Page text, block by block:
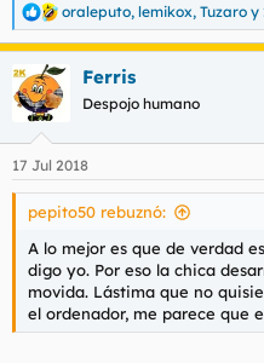
R
e
a
c
c
e
s
oraleputo, lemikox, Tuzaro y
Ferris
Despojo humano
17 Jul 2018
pepito50 rebuznó:
A lo mejor es que de verdad
digo yo. Por eso la chica
movida. Lástima que no
el ordenador, me parece que